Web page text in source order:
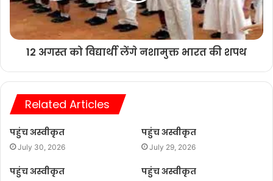
12 अगस्त को विद्यार्थी लेंगे नशामुक्त भारत की शपथ
Related Articles
पहुंच अस्वीकृत
July 30, 2026
पहुंच अस्वीकृत
July 29, 2026
पहुंच अस्वीकृत पहुंच अस्वीकृत